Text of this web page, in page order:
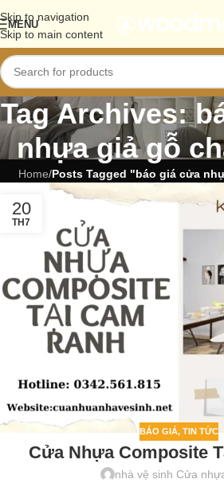
Skip to navigation
Skip to main content
MENU
Tag Archives:
nhựa giả gỗ
Home/Posts Tagged "báo giá cửa
20
TH7
BÁO GIÁ, TIN TỨC
Cửa Nhựa Composite
nhà vệ sinh Cửa